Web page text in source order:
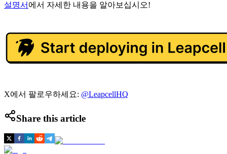
설명서 에서 자세한 내용을 알아보십시오!
X에서 팔로우하세요: @LeapcellHQ
Share this article